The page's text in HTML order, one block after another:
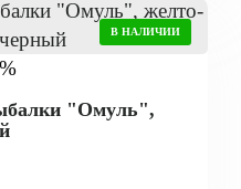
В НАЛИЧИИ
"Омуль",